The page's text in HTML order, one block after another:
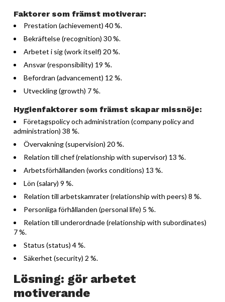
Faktorer som främst motiverar:
Prestation (achievement) 40 %.
Bekräftelse (recognition) 30 %.
Arbetet i sig (work itself) 20 %.
Ansvar (responsibility) 19 %.
Befordran (advancement) 12 %.
Utveckling (growth) 7 %.
Hygienfaktorer som främst skapar missnöje:
Företagspolicy och administration (company policy and
administration) 38 %.
Övervakning (supervision) 20 %.
Relation till chef (relationship with supervisor) 13 %.
Arbetsförhållanden (works conditions) 13 %.
Lön (salary) 9 %.
Relation till arbetskamrater (relationship with peers) 8 %.
Personliga förhållanden (personal life) 5 %.
Relation till underordnade (relationship with subordinates)
7 %.
Status (status) 4 %.
Säkerhet (security) 2 %.
Lösning: gör arbetet
motiverande